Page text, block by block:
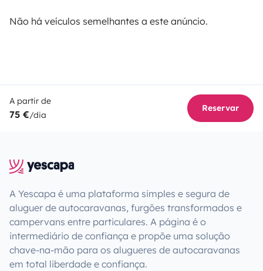
Não há veículos semelhantes a este anúncio.
A partir de
75 €/dia
Reservar
A Yescapa é uma plataforma simples e segura de
aluguer de autocaravanas, furgões transformados e
campervans entre particulares. A página é o
intermediário de confiança e propõe uma solução
chave-na-mão para os alugueres de autocaravanas
em total liberdade e confiança.